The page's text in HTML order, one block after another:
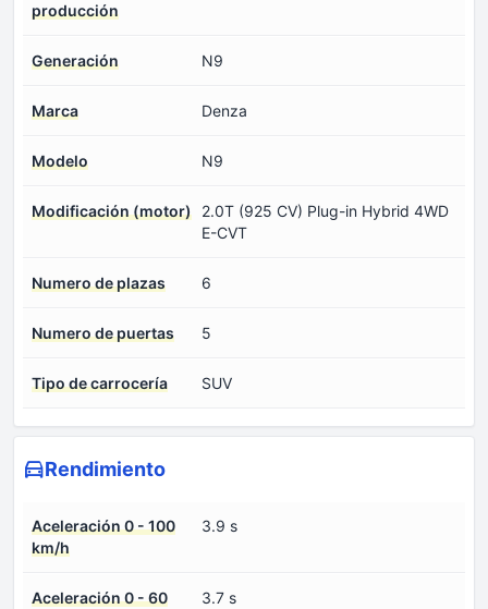
producción
Generación N9
Marca Denza
Modelo N9
Modificación (motor) 2.0T (925 CV) Plug-in Hybrid 4WD
E-CVT
Numero de plazas 6
Numero de puertas 5
Tipo de carrocería SUV
Rendimiento
Aceleración 0 - 100
km/h
3.9 s
Aceleración 0 - 60
3.7 s